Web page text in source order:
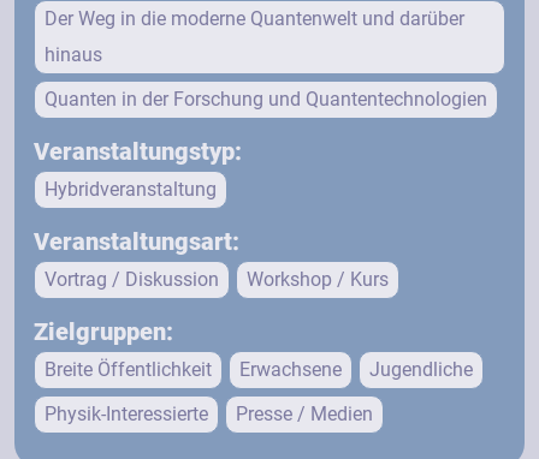
Der Weg in die moderne Quantenwelt und darüber
hinaus
Quanten in der Forschung und Quantentechnologien
Veranstaltungstyp:
Hybridveranstaltung
Veranstaltungsart:
Vortrag / Diskussion Workshop / Kurs
Zielgruppen:
Breite Öffentlichkeit Erwachsene
Jugendliche
Physik-Interessierte
Presse / Medien